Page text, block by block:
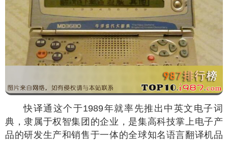
快译通这个于1989年就率先推出中英文电子词
典，隶属于权智集团的企业，是集高科技掌上电子产
品的研发生产和销售于一体的全球知名语言翻译机品